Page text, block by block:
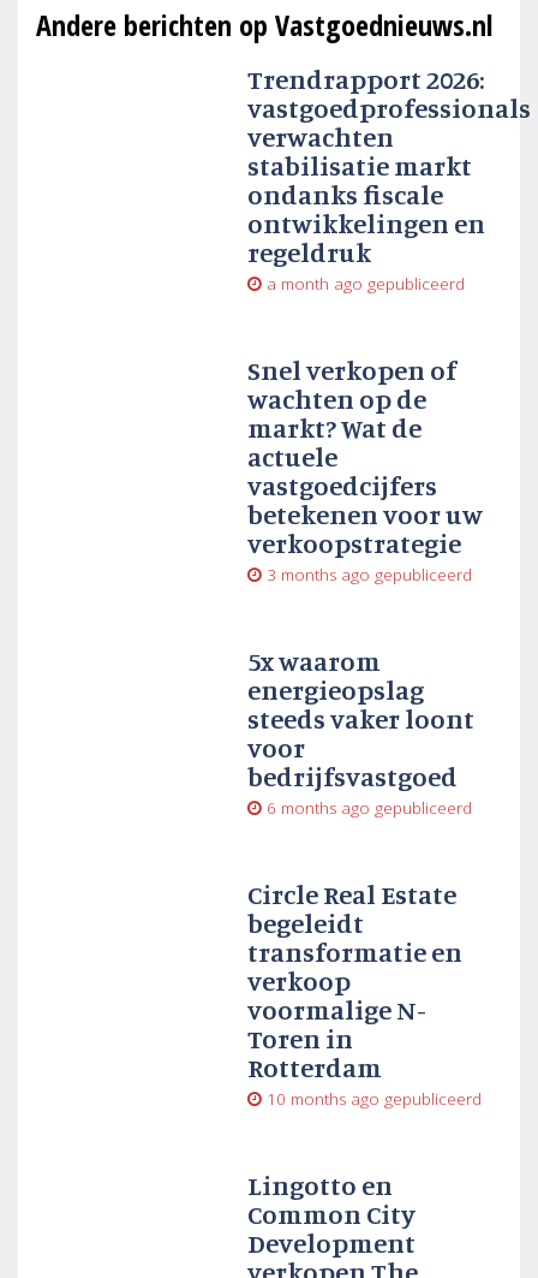
Andere berichten op Vastgoednieuws.nl
Trendrapport 2026:
vastgoedprofessionals
verwachten
stabilisatie markt
ondanks fiscale
ontwikkelingen en
regeldruk
a month ago gepubliceerd
Snel verkopen of
wachten op de
markt? Wat de
actuele
vastgoedcijfers
betekenen voor uw
verkoopstrategie
3 months ago gepubliceerd
5x waarom
energieopslag
steeds vaker loont
voor
bedrijfsvastgoed
6 months ago gepubliceerd
Circle Real Estate
begeleidt
transformatie en
verkoop
voormalige N-
Toren in
Rotterdam
10 months ago gepubliceerd
Lingotto en
Common City
Development
verkopen The